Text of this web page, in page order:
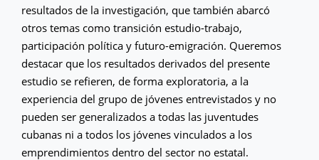
resultados de la investigación, que también abarcó
otros temas como transición estudio-trabajo,
participación política y futuro-emigración. Queremos
destacar que los resultados derivados del presente
estudio se refieren, de forma exploratoria, a la
experiencia del grupo de jóvenes entrevistados y no
pueden ser generalizados a todas las juventudes
cubanas ni a todos los jóvenes vinculados a los
emprendimientos dentro del sector no estatal.